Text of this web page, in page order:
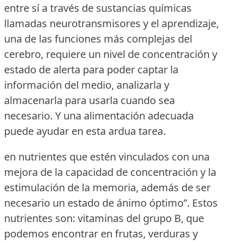
entre sí a través de sustancias químicas
llamadas neurotransmisores y el aprendizaje,
una de las funciones más complejas del
cerebro, requiere un nivel de concentración y
estado de alerta para poder captar la
información del medio, analizarla y
almacenarla para usarla cuando sea
necesario. Y una alimentación adecuada
puede ayudar en esta ardua tarea.
en nutrientes que estén vinculados con una
mejora de la capacidad de concentración y la
estimulación de la memoria, además de ser
necesario un estado de ánimo óptimo”. Estos
nutrientes son: vitaminas del grupo B, que
podemos encontrar en frutas, verduras y